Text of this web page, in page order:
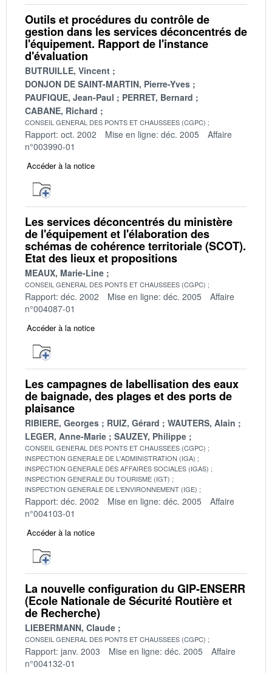
Outils et procédures du contrôle de
gestion dans les services déconcentrés de
l'équipement. Rapport de l'instance
d'évaluation
BUTRUILLE, Vincent
DONJON DE SAINT-MARTIN, Pierre-Yves
PAUFIQUE, Jean-Paul
PERRET, Bernard
CABANE, Richard
CONSEIL GENERAL DES PONTS ET CHAUSSEES (CGPC)
Rapport: oct. 2002 Mise en ligne: déc. 2005
Affaire
n°003990-01
Accéder à la notice
Les services déconcentrés du ministère
de l'équipement et l'élaboration des
schémas de cohérence territoriale (SCOT).
Etat des lieux et propositions
MEAUX, Marie-Line
CONSEIL GENERAL DES PONTS ET CHAUSSEES (CGPC)
Rapport: déc. 2002 Mise en ligne: déc. 2005
Affaire
n°004087-01
Accéder à la notice
Les campagnes de labellisation des eaux
de baignade, des plages et des ports de
plaisance
RIBIERE, Georges RUIZ, Gérard
WAUTERS, Alain
LEGER, Anne-Marie
SAUZEY, Philippe
CONSEIL GENERAL DES PONTS ET CHAUSSEES (CGPC)
INSPECTION GENERALE DE L'ADMINISTRATION (IGA)
INSPECTION GENERALE DES AFFAIRES SOCIALES (IGAS)
INSPECTION GENERALE DU TOURISME (IGT)
INSPECTION GENERALE DE L'ENVIRONNEMENT (IGE)
Rapport: déc. 2002 Mise en ligne: déc. 2005
Affaire
n°004103-01
Accéder à la notice
La nouvelle configuration du GIP-ENSERR
(Ecole Nationale de Sécurité Routière et
de Recherche)
LIEBERMANN, Claude
CONSEIL GENERAL DES PONTS ET CHAUSSEES (CGPC)
Rapport: janv. 2003 Mise en ligne: déc. 2005
Affaire
n°004132-01